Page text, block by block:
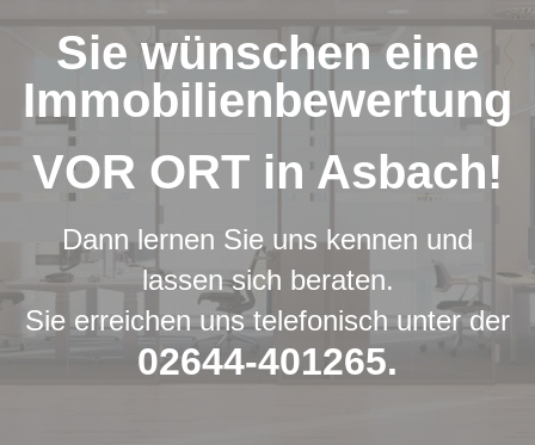
Sie wünschen eine
Immobilienbewertung
VOR ORT in Asbach!
Dann lernen Sie uns kennen und
lassen sich beraten.
Sie erreichen uns telefonisch unter der
02644-401265.